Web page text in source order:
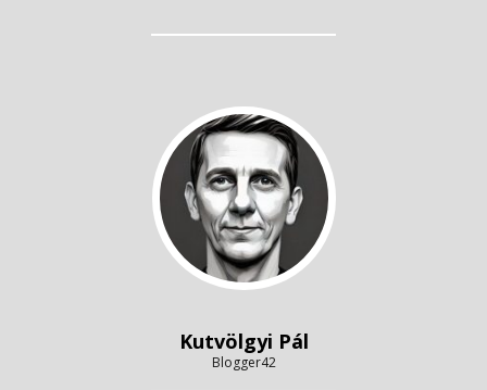
Kutvölgyi Pál
Blogger42